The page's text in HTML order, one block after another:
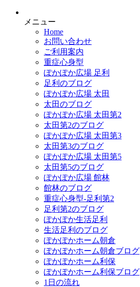
メニュー
Home
お問い合わせ
ご利用案内
重症心身型
ぽかぽか広場 足利
足利のブログ
ぽかぽか広場 太田
太田のブログ
ぽかぽか広場 太田第2
太田第2のブログ
ぽかぽか広場 太田第3
太田第3のブログ
ぽかぽか広場 太田第5
太田第5のブログ
ぽかぽか広場 館林
館林のブログ
重症心身型-足利第2
足利第2のブログ
ぽかぽか生活足利
生活足利のブログ
ぽかぽかホーム朝倉
ぽかぽかホーム朝倉ブログ
ぽかぽかホーム利保
ぽかぽかホーム利保ブログ
1日の流れ